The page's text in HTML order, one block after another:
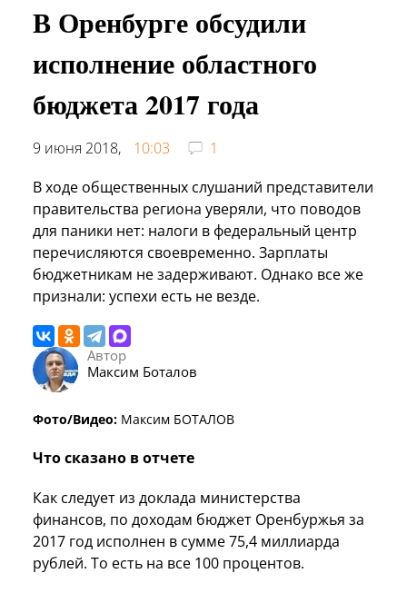
В Оренбурге обсудили
исполнение областного
бюджета 2017 года
9 июня 2018, 10:03
1
В ходе общественных слушаний представители
правительства региона уверяли, что поводов
для паники нет: налоги в федеральный центр
перечисляются своевременно. Зарплаты
бюджетникам не задерживают. Однако все же
признали: успехи есть не везде.
Автор
Максим Боталов
Фото/Видео: Максим БОТАЛОВ
Что сказано в отчете
Как следует из доклада министерства
финансов, по доходам бюджет Оренбуржья за
2017 год исполнен в сумме 75,4 миллиарда
рублей. То есть на все 100 процентов.